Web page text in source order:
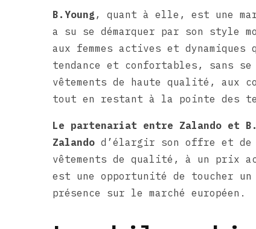
B.Young, quant à elle, est une
a su se démarquer par son style
aux femmes actives et
tendance et confortables, sans
vêtements de haute qualité, aux
tout en restant à la pointe des
Le partenariat entre Zalando et
Zalando d’élargir son offre et de
vêtements de qualité, à un prix
est une opportunité de toucher
présence sur le marché européen.